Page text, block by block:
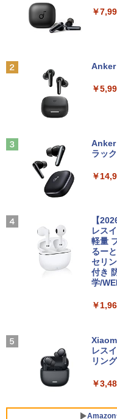
ノ
第6
【
古
ック
￥
向
op
ッ
￥
￥
2
貴
P
ス
【★
e/
￥
ト
￥
中
￥
2
ア
HS-
プ
￥
モ
h/
類
￥
￥
￥770
集
ナカ
￥
]
￥
Anker
￥
ラック
￥
【
レス
軽量
るー
セリ
付き
学/
￥
レス
リン
￥
Amazon